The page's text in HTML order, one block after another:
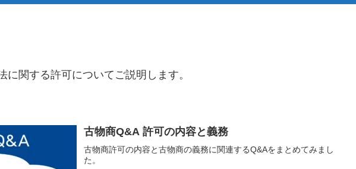
に関する許可についてご説明します。
古物商Q&A 許可の内容と義務
古物商許可の内容と古物商の義務に関連するQ&Aをまとめてみまし
た。